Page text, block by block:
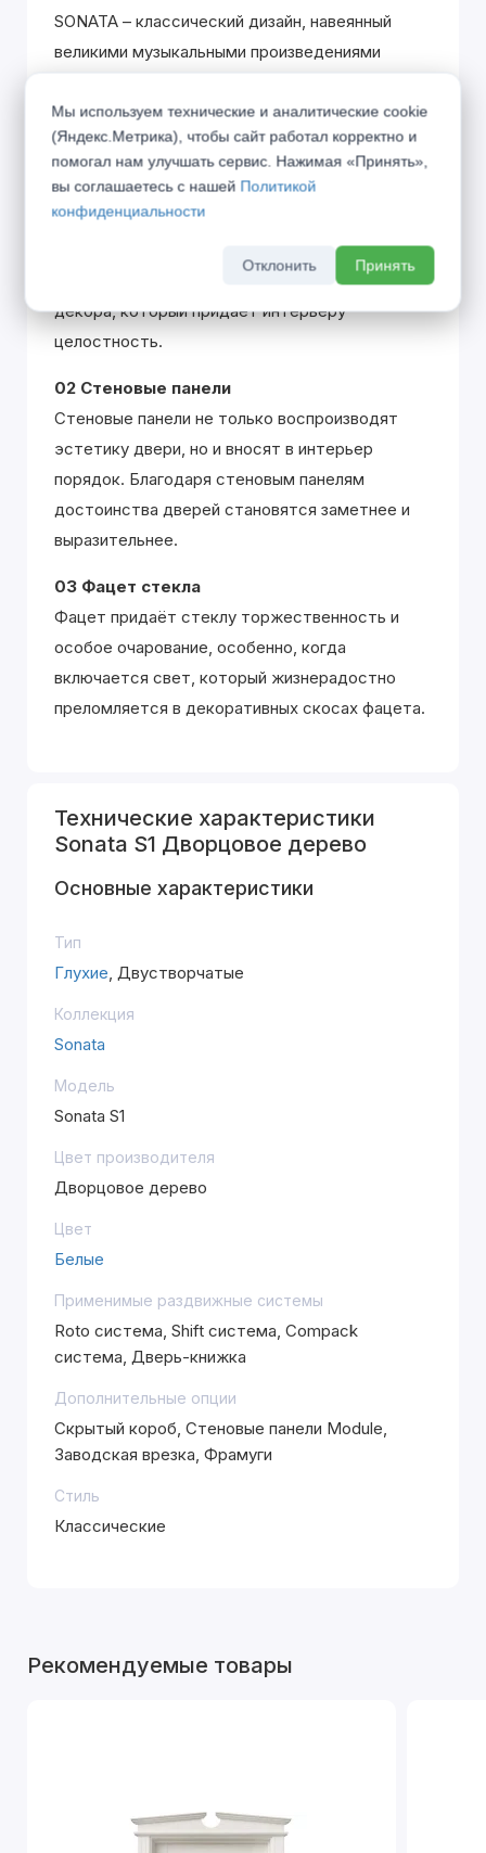
SONATA – классический дизайн, навеянный
великими музыкальными произведениями
похож на распределение партий в оркестре,
где только гармоничное звучание всех
участников создаёт единую законченную
эстетику.
Плинтус является полноценным элементом
декора, который придаёт интерьеру
целостность.
02 Стеновые панели
Стеновые панели не только воспроизводят
эстетику двери, но и вносят в интерьер
порядок. Благодаря стеновым панелям
достоинства дверей становятся заметнее и
выразительнее.
03 Фацет стекла
Фацет придаёт стеклу торжественность и
особое очарование, особенно, когда
включается свет, который жизнерадостно
преломляется в декоративных скосах фацета.
Технические характеристики
Sonata S1 Дворцовое дерево
Основные характеристики
Тип
Глухие, Двустворчатые
Коллекция
Sonata
Модель
Sonata S1
Цвет производителя
Дворцовое дерево
Цвет
Белые
Применимые раздвижные системы
Roto система, Shift система, Compack
система, Дверь-книжка
Дополнительные опции
Скрытый короб, Стеновые панели Module,
Заводская врезка, Фрамуги
Стиль
Классические
Рекомендуемые товары
Мы используем технические и аналитические cookie
(Яндекс.Метрика), чтобы сайт работал корректно и
помогал нам улучшать сервис. Нажимая «Принять»,
вы соглашаетесь с нашей Политикой
конфиденциальности
Отклонить Принять